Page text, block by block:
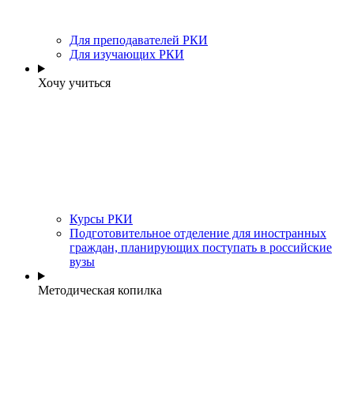
Для преподавателей РКИ
Для изучающих РКИ
Хочу учиться
Курсы РКИ
Подготовительное отделение для иностранных
граждан, планирующих поступать в российские
вузы
Методическая копилка